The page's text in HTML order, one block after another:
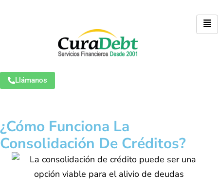
Llámanos
¿Cómo Funciona La
Consolidación De Créditos?